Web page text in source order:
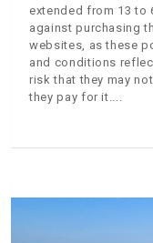
extended from 13 to
against purchasing
websites, as these
and conditions
risk that they may
they pay for it.